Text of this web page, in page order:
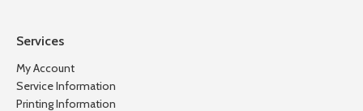
Services
My Account
Service Information
Printing Information